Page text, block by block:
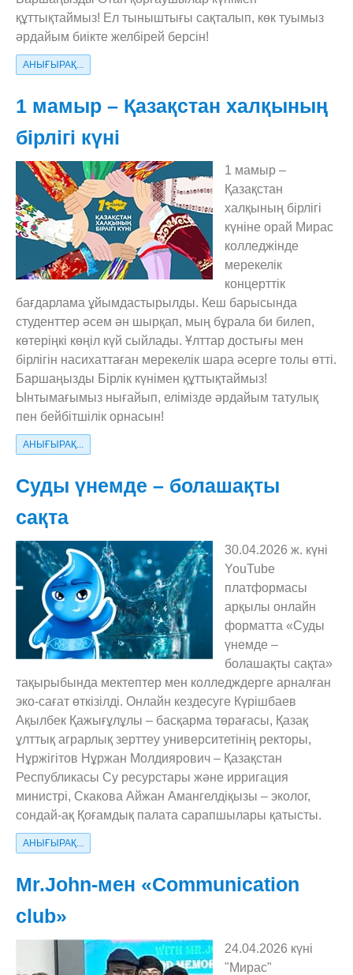
құттықтаймыз! Ел тыныштығы сақталып, көк туымыз
әрдайым биікте желбірей берсін!
АНЫҒЫРАҚ...
1 мамыр – Қазақстан халқының
бірлігі күні
1 мамыр –
Қазақстан
халқының бірлігі
күніне орай Мирас
колледжінде
мерекелік
концерттік
бағдарлама ұйымдастырылды. Кеш барысында
студенттер әсем ән шырқап, мың бұрала би билеп,
көтеріңкі көңіл күй сыйлады. Ұлттар достығы мен
бірлігін насихаттаған мерекелік шара әсерге толы өтті.
Баршаңызды Бірлік күнімен құттықтаймыз!
Ынтымағымыз нығайып, елімізде әрдайым татулық
пен бейбітшілік орнасын!
АНЫҒЫРАҚ...
Суды үнемде – болашақты
сақта
30.04.2026 ж. күні
YouTube
платформасы
арқылы онлайн
форматта «Суды
үнемде –
болашақты сақта»
тақырыбында мектептер мен колледждерге арналған
эко-сағат өткізілді. Онлайн кездесуге Күрішбаев
Ақылбек Қажығұлұлы – басқарма төрағасы, Қазақ
ұлттық аграрлық зерттеу университетінің ректоры,
Нұржігітов Нұржан Молдиярович – Қазақстан
Республикасы Су ресурстары және ирригация
министрі, Скакова Айжан Амангелдіқызы – эколог,
сондай-ақ Қоғамдық палата сарапшылары қатысты.
АНЫҒЫРАҚ...
Mr.John-мен «Communication
club»
24.04.2026 күні
"Мирас"